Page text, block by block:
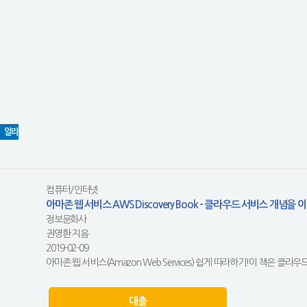
알라
컴퓨터/인터넷
아마존 웹 서비스 AWS Discovery Book - 클라우드 서비스 개념을
정보문화사
권영환 지음
2019-02-09
아마존 웹 서비스(Amazon Web Services) 쉽게 따라하기!이 책은 클라우
대출